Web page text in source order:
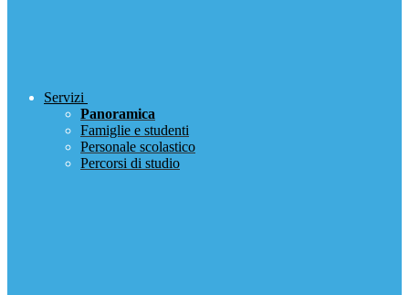
Servizi
Panoramica
Famiglie e studenti
Personale scolastico
Percorsi di studio